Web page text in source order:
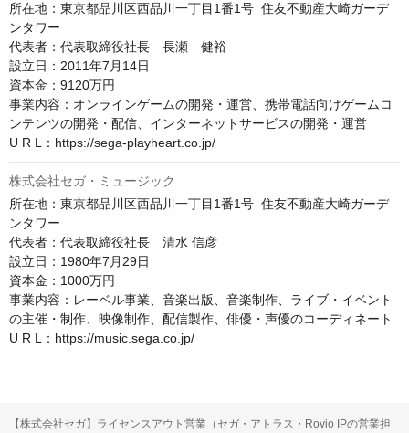
所在地：東京都品川区西品川一丁目1番1号  住友不動産大崎ガーデ
ンタワー
代表者：代表取締役社長　長瀬　健裕
設立日：2011年7月14日
資本金：9120万円
事業内容：オンラインゲームの開発・運営、携帯電話向けゲームコ
ンテンツの開発・配信、インターネットサービスの開発・運営
U R L：https://sega-playheart.co.jp/
株式会社セガ・ミュージック
所在地：東京都品川区西品川一丁目1番1号  住友不動産大崎ガーデ
ンタワー
代表者：代表取締役社長　清水 信彦
設立日：1980年7月29日
資本金：1000万円
事業内容：レーベル事業、音楽出版、音楽制作、ライブ・イベント
の主催・制作、映像制作、配信製作、俳優・声優のコーディネート
U R L：https://music.sega.co.jp/
【株式会社セガ】ライセンスアウト営業（セガ・アトラス・Rovio IPの営業担